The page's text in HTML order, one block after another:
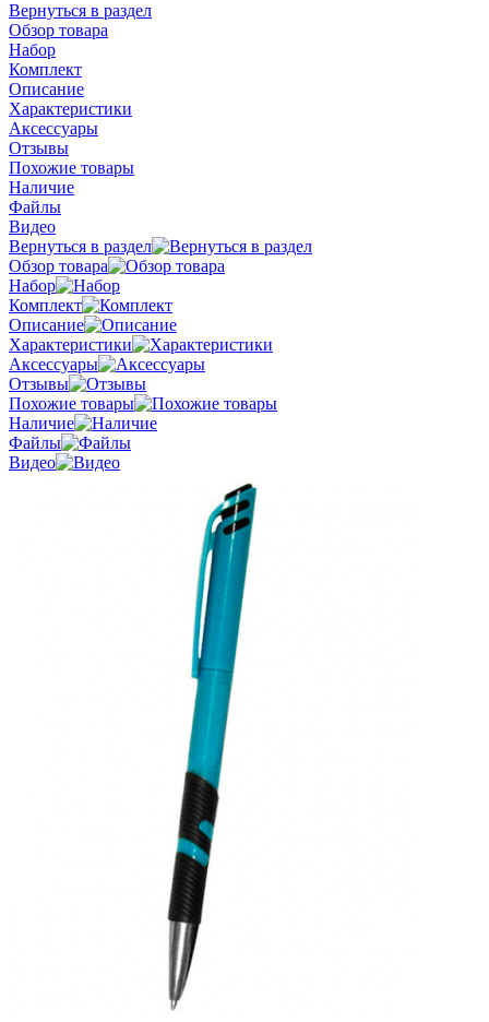
Вернуться в раздел
Обзор товара
Набор
Комплект
Описание
Характеристики
Аксессуары
Отзывы
Похожие товары
Наличие
Файлы
Видео
Вернуться в раздел
Обзор товара
Набор
Комплект
Описание
Характеристики
Аксессуары
Отзывы
Похожие товары
Наличие
Файлы
Видео